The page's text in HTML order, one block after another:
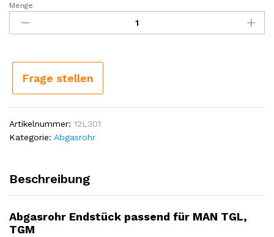
Abgasrohr
Endstück
passend
MAN
TGL,
Menge
Frage stellen
Artikelnummer: 12L301
Kategorie: Abgasrohr
Beschreibung
Abgasrohr Endstück passend für MAN TGL,
TGM